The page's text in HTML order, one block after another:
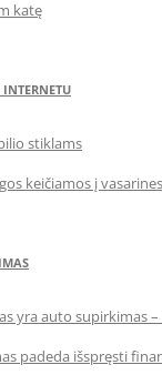
katę
stiklams
keičiamos į
yra auto supirkimas –
padeda išspręsti